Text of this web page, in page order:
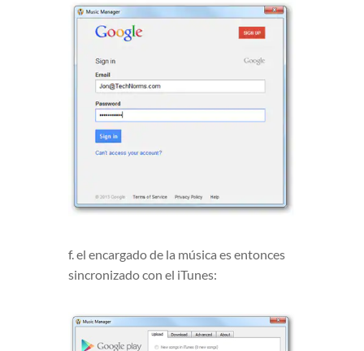
f. el encargado de la música es entonces
sincronizado con el iTunes: